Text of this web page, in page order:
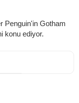
Penguin'in Gotham
konu ediyor.